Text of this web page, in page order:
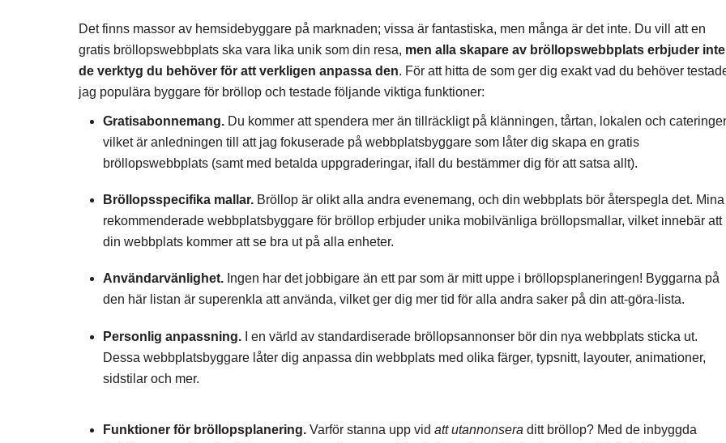
Det finns massor av hemsidebyggare på marknaden; vissa är fantastiska, men många är det inte. Du vill att en
gratis bröllopswebbplats ska vara lika unik som din resa, men alla skapare av bröllopswebbplats erbjuder inte
de verktyg du behöver för att verkligen anpassa den. För att hitta de som ger dig exakt vad du behöver
jag populära byggare för bröllop och testade följande viktiga funktioner:
Gratisabonnemang. Du kommer att spendera mer än tillräckligt på klänningen, tårtan, lokalen och
vilket är anledningen till att jag fokuserade på webbplatsbyggare som låter dig skapa en gratis
bröllopswebbplats (samt med betalda uppgraderingar, ifall du bestämmer dig för att satsa allt).
Bröllopsspecifika mallar. Bröllop är olikt alla andra evenemang, och din webbplats bör återspegla det. Mina
rekommenderade webbplatsbyggare för bröllop erbjuder unika mobilvänliga bröllopsmallar, vilket innebär att
din webbplats kommer att se bra ut på alla enheter.
Användarvänlighet. Ingen har det jobbigare än ett par som är mitt uppe i bröllopsplaneringen! Byggarna på
den här listan är superenkla att använda, vilket ger dig mer tid för alla andra saker på din att-göra-lista.
Personlig anpassning.
I en värld av standardiserade bröllopsannonser bör din nya webbplats sticka ut.
Dessa webbplatsbyggare låter dig anpassa din webbplats med olika färger, typsnitt, layouter, animationer,
sidstilar och mer.
Funktioner för bröllopsplanering. Varför stanna upp vid att utannonsera ditt bröllop? Med de inbyggda